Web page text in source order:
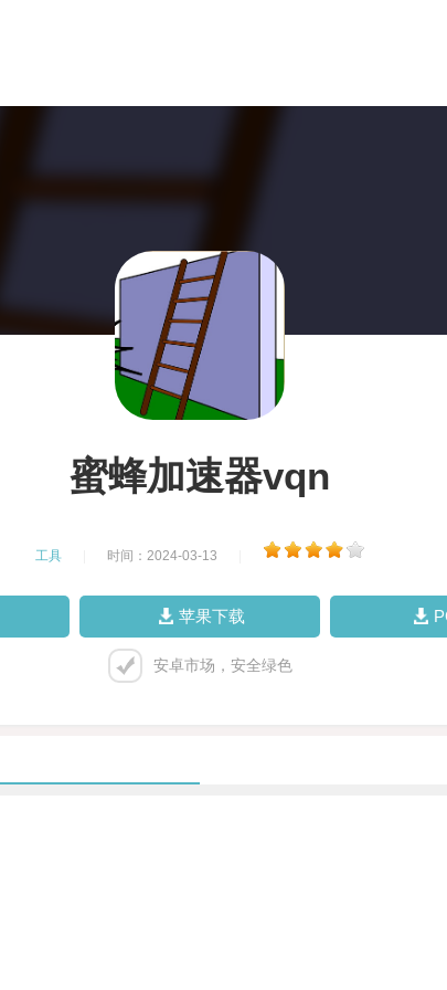
蜜蜂加速器vqn
工具 时间：2024-03-13
苹果下载
安卓市场，安全绿色